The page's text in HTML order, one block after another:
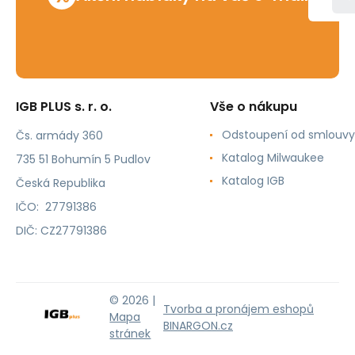
IGB PLUS s. r. o.
Čs. armády 360
735 51 Bohumín 5 Pudlov
Česká Republika
IČO: 27791386
DIČ: CZ27791386
Vše o nákupu
Odstoupení od smlouvy
Katalog Milwaukee
Katalog IGB
© 2026 |
Mapa
stránek
Tvorba a pronájem eshopů
BINARGON.cz